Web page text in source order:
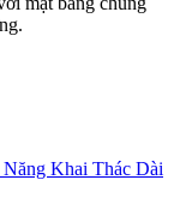
Khai Thác Dài